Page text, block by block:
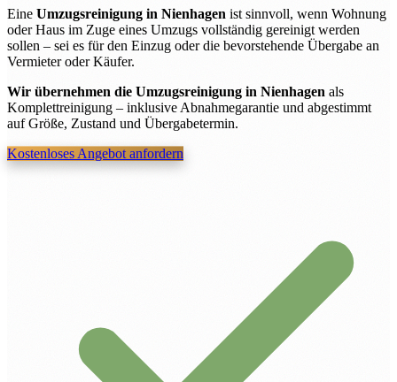
Eine Umzugsreinigung in Nienhagen ist sinnvoll, wenn Wohnung
oder Haus im Zuge eines Umzugs vollständig gereinigt werden
sollen – sei es für den Einzug oder die bevorstehende Übergabe an
Vermieter oder Käufer.
Wir übernehmen die Umzugsreinigung in Nienhagen als
Komplettreinigung – inklusive Abnahmegarantie und abgestimmt
auf Größe, Zustand und Übergabetermin.
Kostenloses Angebot anfordern